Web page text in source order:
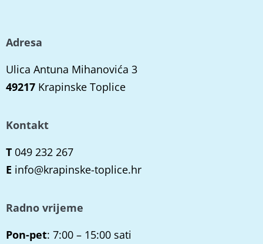
Adresa
Ulica Antuna Mihanovića 3
49217 Krapinske Toplice
Kontakt
T 049 232 267
E info@krapinske-toplice.hr
Radno vrijeme
Pon-pet: 7:00 – 15:00 sati